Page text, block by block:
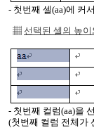
- 첫번째 셀(aa)에 커
▦ 선택된 셀의 높
- 첫번째 컬럼(aa)을
(첫번째 컬럼 전체가